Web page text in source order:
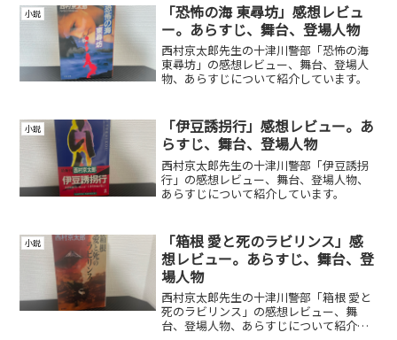
小説
「恐怖の海 東尋坊」感想レビュ
ー。あらすじ、舞台、登場人物
西村京太郎先生の十津川警部「恐怖の海
東尋坊」の感想レビュー、舞台、登場人
物、あらすじについて紹介しています。
小説
「伊豆誘拐行」感想レビュー。あ
らすじ、舞台、登場人物
西村京太郎先生の十津川警部「伊豆誘拐
行」の感想レビュー、舞台、登場人物、
あらすじについて紹介しています。
小説
「箱根 愛と死のラビリンス」感
想レビュー。あらすじ、舞台、登
場人物
西村京太郎先生の十津川警部「箱根 愛と
死のラビリンス」の感想レビュー、舞
台、登場人物、あらすじについて紹介し